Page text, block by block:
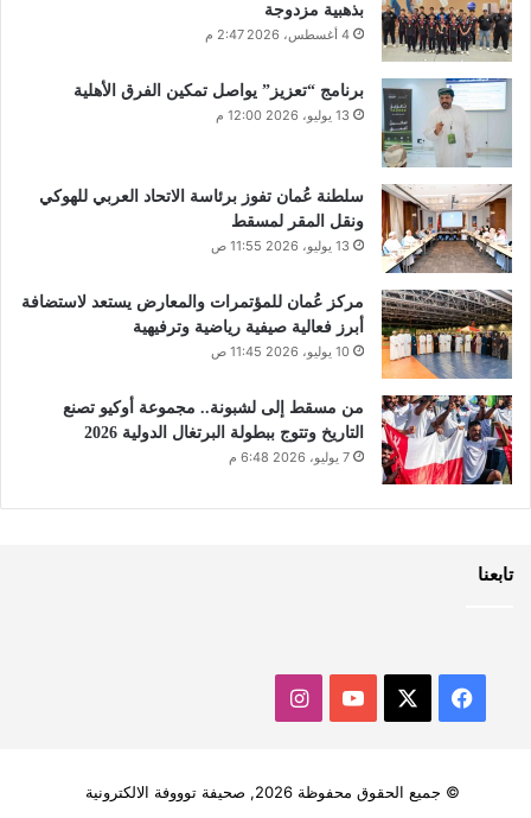
بذهبية مزدوجة
4 أغسطس، 2026 2:47 م
برنامج “تعزيز” يواصل تمكين الفرق الأهلية
13 يوليو، 2026 12:00 م
سلطنة عُمان تفوز برئاسة الاتحاد العربي للهوكي
ونقل المقر لمسقط
13 يوليو، 2026 11:55 ص
مركز عُمان للمؤتمرات والمعارض يستعد لاستضافة
أبرز فعالية صيفية رياضية وترفيهية
10 يوليو، 2026 11:45 ص
من مسقط إلى لشبونة.. مجموعة أوكيو تصنع
التاريخ وتتوج ببطولة البرتغال الدولية 2026
7 يوليو، 2026 6:48 م
تابعنا
فيسبوك ‫YouTubeانستقرام
© جميع الحقوق محفوظة 2026, صحيفة توووفة الالكترونية